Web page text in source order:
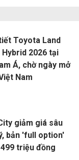
Toyota Land
2026 tại
Á, chờ ngày mở
Nam
giảm giá sâu
bản 'full option'
triệu đồng